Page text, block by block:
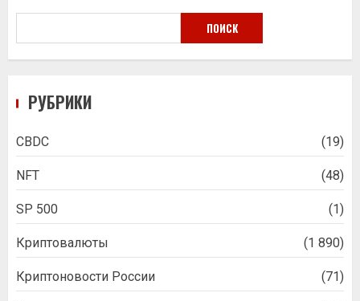
ПОИСК
РУБРИКИ
CBDC (19)
NFT (48)
SP 500 (1)
Криптовалюты (1 890)
Криптоновости России (71)